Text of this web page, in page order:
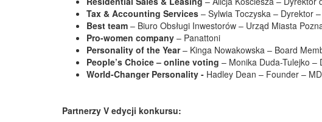
Tax & Accounting Services – Sylwia Toczyska – Dyrektor
Best team – Biuro Obsługi Inwestorów – Urząd Miasta
Pro-women company – Panattoni
Personality of the Year– Kinga Nowakowska – Board
People’s Choice – online voting – Monika Duda-Tulejko –
World-Changer Personality - Hadley Dean – Founder –
Partnerzy V edycji konkursu: